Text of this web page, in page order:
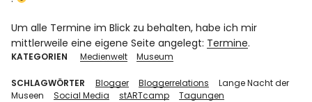
Um alle Termine im Blick zu behalten, habe ich mir
mittlerweile eine eigene Seite angelegt: Termine.
KATEGORIEN Medienwelt Museum
SCHLAGWÖRTER Blogger Bloggerrelations
Lange Nacht der
Museen
Social Media stARTcamp Tagungen